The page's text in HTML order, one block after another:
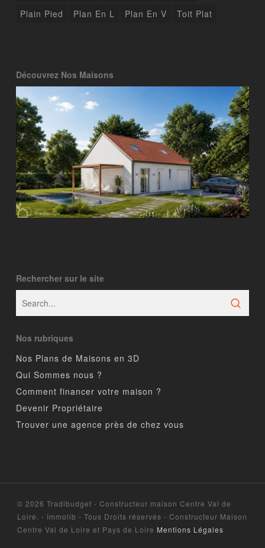
Plain Pied
Plan En L Plan En V Toit Plat
Découvrez Nos Maisons
Rechercher sur le site
Nos rubriques
Nos Plans de Maisons en 3D
Qui Sommes nous ?
Comment financer votre maison ?
Devenir Propriétaire
Trouver une agence près de chez vous
© 2026 Tradibudget - Constructeur maison Centre Val de
Loire. - Immolib - Tous Droits réservés - Constructeur Maison
Centre Val de Loire et Pays de Loire Mentions Légales